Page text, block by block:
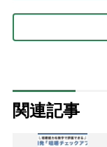
関連記事